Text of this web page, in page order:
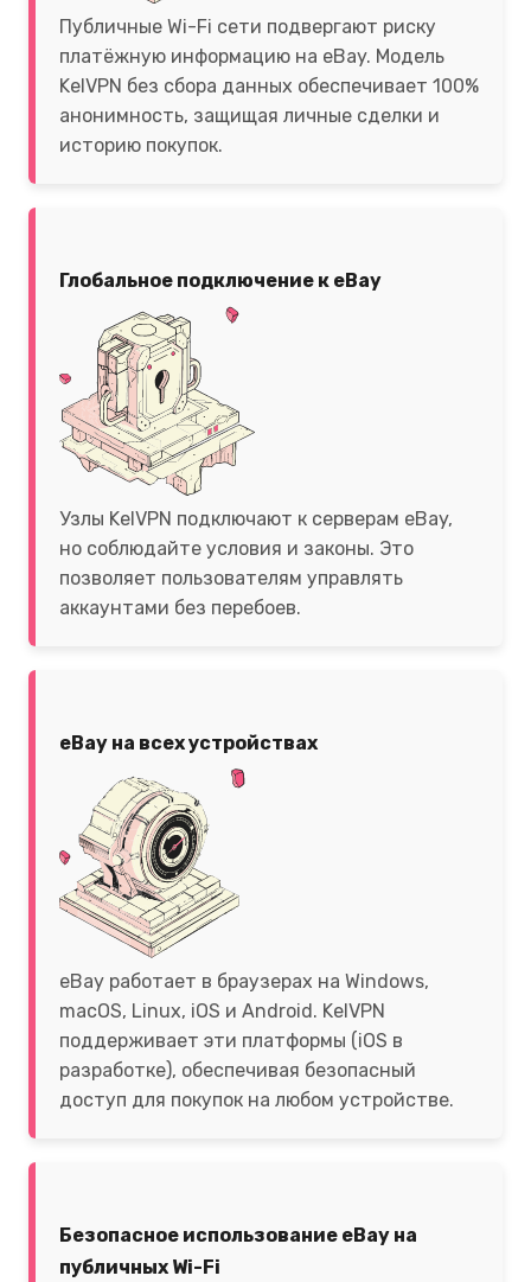
Публичные Wi-Fi сети подвергают риску
платёжную информацию на eBay. Модель
KelVPN без сбора данных обеспечивает 100%
анонимность, защищая личные сделки и
историю покупок.
Глобальное подключение к eBay
Узлы KelVPN подключают к серверам eBay,
но соблюдайте условия и законы. Это
позволяет пользователям управлять
аккаунтами без перебоев.
eBay на всех устройствах
eBay работает в браузерах на Windows,
macOS, Linux, iOS и Android. KelVPN
поддерживает эти платформы (iOS в
разработке), обеспечивая безопасный
доступ для покупок на любом устройстве.
Безопасное использование eBay на
публичных Wi-Fi